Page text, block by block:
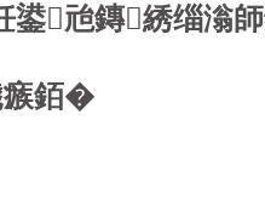
鍙兘鏄綉缁滃
瘯銆�